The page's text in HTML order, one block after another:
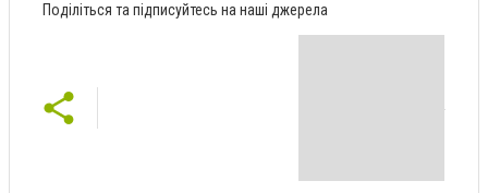
Поділіться та підписуйтесь на наші джерела